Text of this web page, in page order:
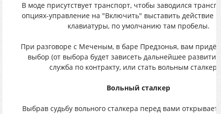
В моде присутствует транспорт, чтобы заводился
опциях-управление на "Включить" выставить действие
клавиатуры, по умолчанию там пробелы.
При разговоре с Меченым, в баре Предзонья, вам
выбор (от выбора будет зависеть дальнейшее
служба по контракту, или стать вольным
Вольный сталкер
Выбрав судьбу вольного сталкера перед вами